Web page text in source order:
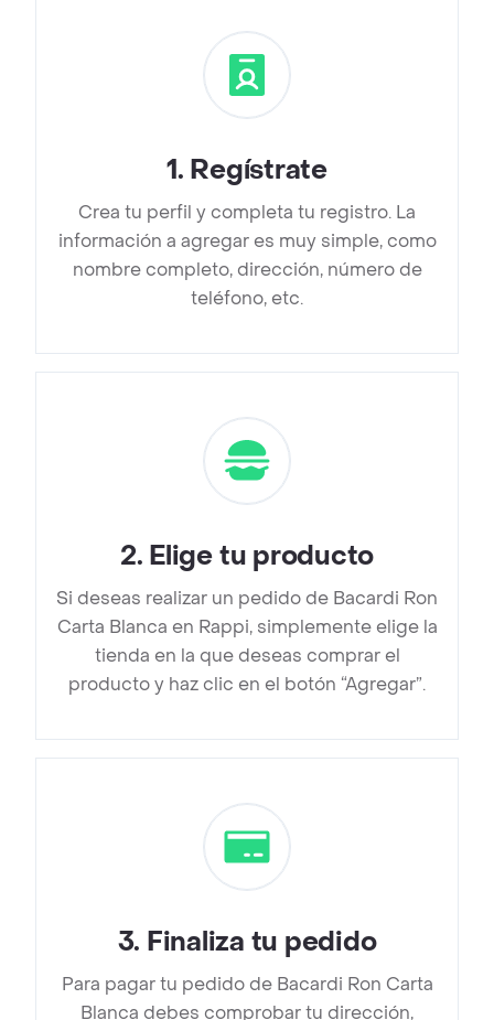
1. Regístrate
Crea tu perfil y completa tu registro. La
información a agregar es muy simple, como
nombre completo, dirección, número de
teléfono, etc.
2. Elige tu producto
Si deseas realizar un pedido de Bacardi Ron
Carta Blanca en Rappi, simplemente elige la
tienda en la que deseas comprar el
producto y haz clic en el botón “Agregar”.
3. Finaliza tu pedido
Para pagar tu pedido de Bacardi Ron Carta
Blanca debes comprobar tu dirección,